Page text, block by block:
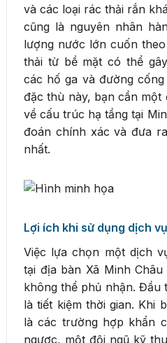
và các loại rác thải rắn
cũng là nguyên nhân
lượng nước lớn cuốn
thải từ bề mặt có thể
các hố ga và đường
đặc thù này, bạn cần một
về cấu trúc hạ tầng tại
đoán chính xác và đưa
nhất.
Lợi ích khi sử dụng dịch
Việc lựa chọn một dịch
tại địa bàn Xã Minh
không thể phủ nhận. Đầu
là tiết kiệm thời gian. Khi
là các trường hợp khẩn
ngược, một đội ngũ kỹ